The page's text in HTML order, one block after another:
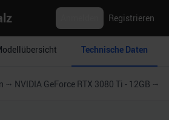
Registrieren
Technische Daten
NVIDIA GeForce RTX 3080 Ti - 12GB